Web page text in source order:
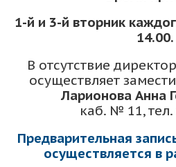
1-й и 3-й вторник
14.00.
В отсутствие
осуществляет
Ларионова Анна
каб. № 11,
Предварительная
осуществляется в